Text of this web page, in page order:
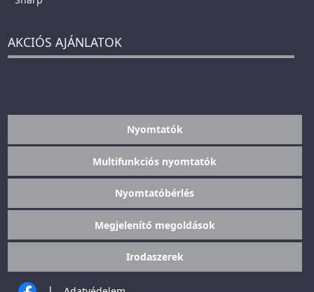
AKCIÓS AJÁNLATOK
Nyomtatók
Multifunkciós nyomtatók
Nyomtatóbérlés
Megjelenítő megoldások
Irodaszerek